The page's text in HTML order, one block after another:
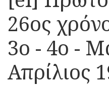
26ος
3o - 4ο -
Απρίλιος